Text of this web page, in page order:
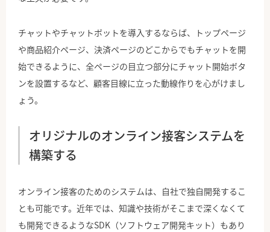
チャットやチャットボットを導入するならば、トップページ
や商品紹介ページ、決済ページのどこからでもチャットを開
始できるように、全ページの目立つ部分にチャット開始ボタ
ンを設置するなど、顧客目線に立った動線作りを心がけまし
ょう。
オリジナルのオンライン接客システムを
構築する
オンライン接客のためのシステムは、自社で独自開発するこ
とも可能です。近年では、知識や技術がそこまで深くなくて
も開発できるようなSDK（ソフトウェア開発キット）もあり